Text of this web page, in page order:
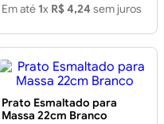
Em até 1x R$ 4,24 sem juros
Prato Esmaltado para
Massa 22cm Branco